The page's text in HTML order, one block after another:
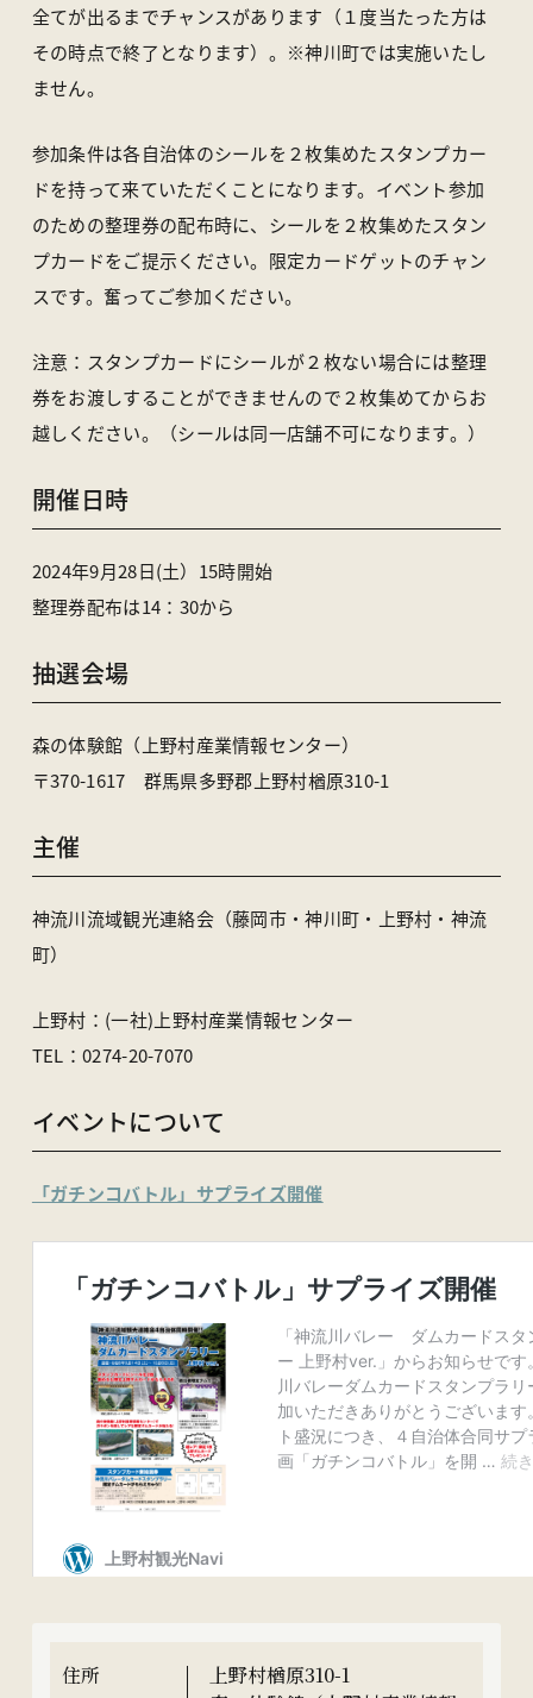
全てが出るまでチャンスがあります（１度当たった方は
その時点で終了となります）。※神川町では実施いたし
ません。
参加条件は各自治体のシールを２枚集めたスタンプカー
ドを持って来ていただくことになります。イベント参加
のための整理券の配布時に、シールを２枚集めたスタン
プカードをご提示ください。限定カードゲットのチャン
スです。奮ってご参加ください。
注意：スタンプカードにシールが２枚ない場合には整理
券をお渡しすることができませんので２枚集めてからお
越しください。（シールは同一店舗不可になります。）
開催日時
2024年9月28日(土）15時開始
整理券配布は14：30から
抽選会場
森の体験館（上野村産業情報センター）
〒370-1617 群馬県多野郡上野村楢原310-1
主催
神流川流域観光連絡会（藤岡市・神川町・上野村・神流
町）
上野村：(一社)上野村産業情報センター
TEL：0274-20-7070
イベントについて
「ガチンコバトル」サプライズ開催
住所
上野村楢原310-1